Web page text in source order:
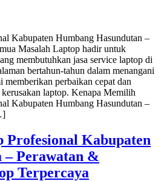
Kabupaten Humbang Hasundutan –
Masalah Laptop hadir untuk
membutuhkan jasa service laptop di
bertahun-tahun dalam menangani
memberikan perbaikan cepat dan
laptop. Kenapa Memilih
Kabupaten Humbang Hasundutan –
Profesional Kabupaten
Perawatan &
Terpercaya